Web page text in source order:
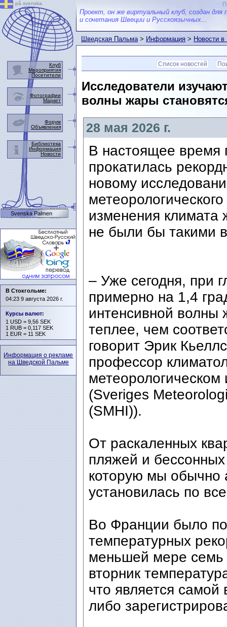
Проект, он же виртуальный клуб, создан для
и сочетания Швеции и Русскоязычных...
Шведская Пальма>Информация>Новости
Список новостей
Исследователи
волны жары
28 мая 2026 г.
В настоящее время
прокатилась
новому
изменения климата
не были бы такими
– Уже сегодня, при
примерно на 1,4
интенсивной волны
теплее, чем
говорит Эрик
профессор
метеорологическом
(Sveriges
(SMHI)).
От раскаленных
пляжей и
которую мы обычно
установилась по
Во Франции было
температурных
меньшей мере семь
вторник
что является самой
либо
på svenska
Клуб
Мероприятия
Посетители
Фотографии
Маркет
Форум
Объявления
Библиотека
Информация
Новости
Svenska Palmen
В Стокгольме:
04:23 9 августа 2026 г.
Курсы валют:
1 USD = 9,56 SEK
1 RUB = 0,117 SEK
1 EUR = 11 SEK
Информация о рекламе
на Шведской Пальме